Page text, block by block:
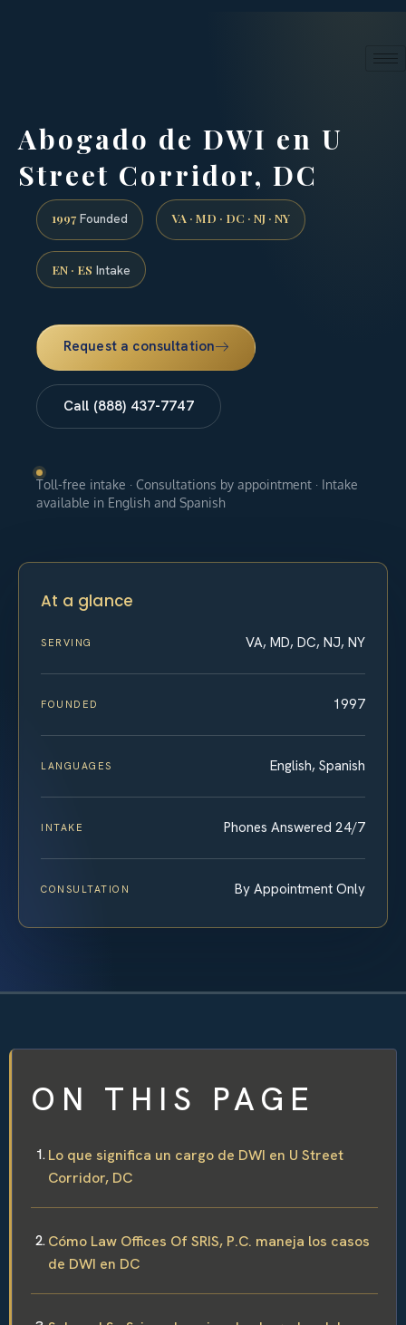
Abogado de DWI en U
Street Corridor, DC
1997 Founded VA · MD · DC · NJ · NY
EN · ES Intake
Request a consultation
Call (888) 437-7747
Toll-free intake · Consultations by appointment · Intake
available in English and Spanish
At a glance
SERVING VA, MD, DC, NJ, NY
FOUNDED 1997
LANGUAGES English, Spanish
INTAKE Phones Answered 24/7
CONSULTATION By Appointment Only
ON THIS PAGE
Lo que significa un cargo de DWI en U Street
Corridor, DC
Cómo Law Offices Of SRIS, P.C. maneja los casos
de DWI en DC